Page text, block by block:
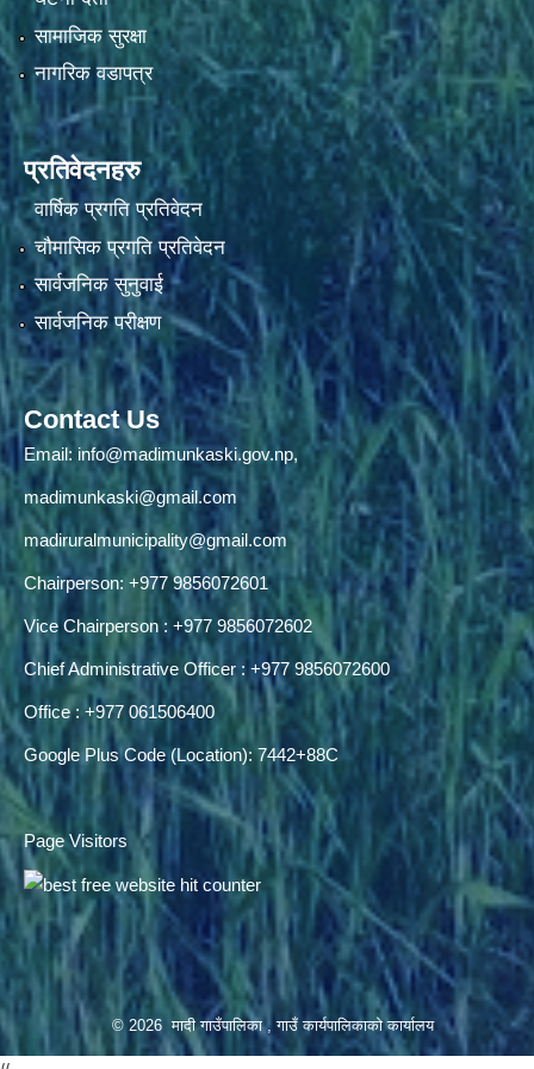
सामाजिक सुरक्षा
नागरिक वडापत्र
प्रतिवेदनहरु
वार्षिक प्रगति प्रतिवेदन
चौमासिक प्रगति प्रतिवेदन
सार्वजनिक सुनुवाई
सार्वजनिक परीक्षण
Contact Us
Email: info@madimunkaski.gov.np,
madimunkaski@gmail.com
madiruralmunicipality@gmail.com
Chairperson: +977 9856072601
Vice Chairperson : +977 9856072602
Chief Administrative Officer : +977 9856072600
Office : +977 061506400
Google Plus Code (Location): 7442+88C
Page Visitors
© 2026 मादी गाउँपालिका , गाउँ कार्यपालिकाको कार्यालय